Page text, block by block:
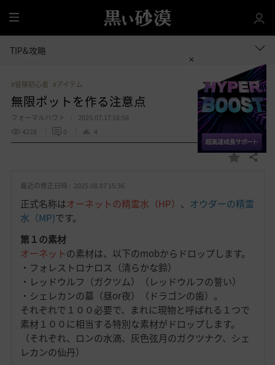
全
体
TIP&攻略
#冒険初心者 #アイテム
無限ポットを作る注意点
フォーマルハウト
2025.07.17 16:58
4228
0 4
お
入
共有する
最近の修正日時 : 2025.08.07 15:36
正式名称はオーネットの精霊水（HP） 、 オウダーの精霊
水（MP)です。
第１の素材
オーネットの素材は、以下のmobからドロップします。
・フォレストロナロス（清らかな鈴）
・レッドウルフ（ガクツム）（レッドウルフの誓い）
・シェレカンの墓（昼or夜）（ドラゴンの歯）。
それぞれで１００必要で、まれに現物と呼ばれる１つで
素材１００に相当する特別な素材がドロップします。
（それぞれ、ロンの水滴、灰色弦月のガクツナク、シェ
レカンの仙丹）